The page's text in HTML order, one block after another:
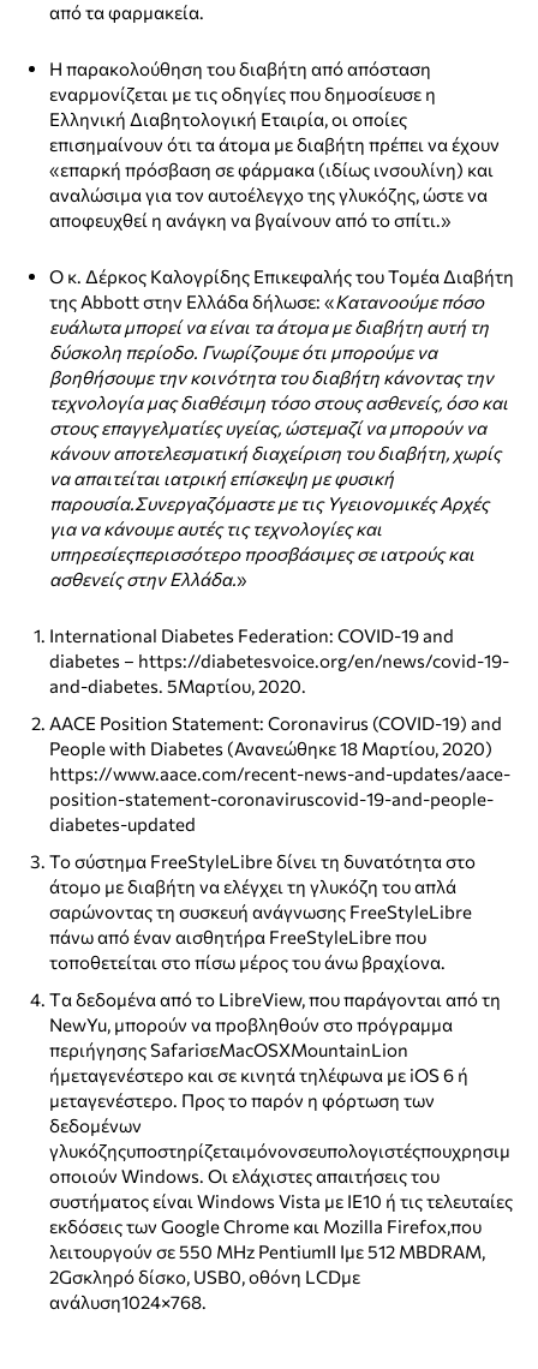
από τα φαρμακεία.
Η παρακολούθηση του διαβήτη από απόσταση
εναρμονίζεται με τις οδηγίες που δημοσίευσε η
Ελληνική Διαβητολογική Εταιρία, οι οποίες
επισημαίνουν ότι τα άτομα με διαβήτη πρέπει να έχουν
«επαρκή πρόσβαση σε φάρμακα (ιδίως ινσουλίνη) και
αναλώσιμα για τον αυτοέλεγχο της γλυκόζης, ώστε να
αποφευχθεί η ανάγκη να βγαίνουν από το σπίτι.»
Ο κ. Δέρκος Καλογρίδης Επικεφαλής του Τομέα Διαβήτη
της Abbott στην Ελλάδα δήλωσε: «Κατανοούμε πόσο
ευάλωτα μπορεί να είναι τα άτομα με διαβήτη αυτή τη
δύσκολη περίοδο. Γνωρίζουμε ότι μπορούμε να
βοηθήσουμε την κοινότητα του διαβήτη κάνοντας την
τεχνολογία μας διαθέσιμη τόσο στους ασθενείς, όσο και
στους επαγγελματίες υγείας, ώστεμαζί να μπορούν να
κάνουν αποτελεσματική διαχείριση του διαβήτη, χωρίς
να απαιτείται ιατρική επίσκεψη με φυσική
παρουσία.Συνεργαζόμαστε με τις Υγειονομικές Αρχές
για να κάνουμε αυτές τις τεχνολογίες και
υπηρεσίεςπερισσότερο προσβάσιμες σε ιατρούς και
ασθενείς στην Ελλάδα.»
International Diabetes Federation: COVID-19 and
diabetes – https://diabetesvoice.org/en/news/covid-19-
and-diabetes. 5Μαρτίου, 2020.
AACE Position Statement: Coronavirus (COVID-19) and
People with Diabetes (Ανανεώθηκε 18 Μαρτίου, 2020)
https://www.aace.com/recent-news-and-updates/aace-
position-statement-coronaviruscovid-19-and-people-
diabetes-updated
Το σύστημα FreeStyleLibre δίνει τη δυνατότητα στο
άτομο με διαβήτη να ελέγχει τη γλυκόζη του απλά
σαρώνοντας τη συσκευή ανάγνωσης FreeStyleLibre
πάνω από έναν αισθητήρα FreeStyleLibre που
τοποθετείται στο πίσω μέρος του άνω βραχίονα.
Tα δεδομένα από το LibreView, που παράγονται από τη
NewYu, μπορούν να προβληθούν στο πρόγραμμα
περιήγησης SafariσεMacOSXMountainLion
ήμεταγενέστερο και σε κινητά τηλέφωνα με iOS 6 ή
μεταγενέστερο. Προς το παρόν η φόρτωση των
δεδομένων
γλυκόζηςυποστηρίζεταιμόνονσευπολογιστέςπουχρησιμ
οποιούν Windows. Οι ελάχιστες απαιτήσεις του
συστήματος είναι Windows Vista με IE10 ή τις τελευταίες
εκδόσεις των Google Chrome και Mozilla Firefox,που
λειτουργούν σε 550 MHz PentiumII Iμε 512 MBDRAM,
2Gσκληρό δίσκο, USB0, οθόνη LCDμε
ανάλυση1024×768.